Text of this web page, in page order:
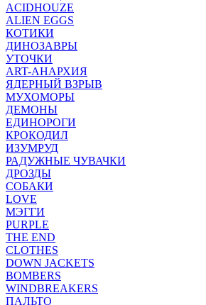
ACIDHOUZE
ALIEN EGGS
КОТИКИ
ДИНОЗАВРЫ
УТОЧКИ
ART-АНАРХИЯ
ЯДЕРНЫЙ ВЗРЫВ
МУХОМОРЫ
ДЕМОНЫ
ЕДИНОРОГИ
КРОКОДИЛ
ИЗУМРУД
РАДУЖНЫЕ ЧУВАЧКИ
ДРОЗДЫ
СОБАКИ
LOVE
МЭГГИ
PURPLE
THE END
CLOTHES
DOWN JACKETS
BOMBERS
WINDBREAKERS
ПАЛЬТО